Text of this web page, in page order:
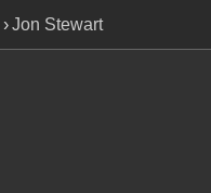
Jon Stewart